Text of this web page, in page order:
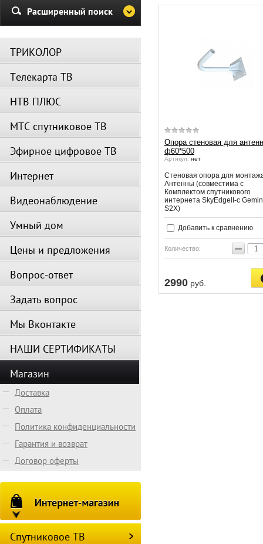
Убедительная просьба в
Вещание телеканалов и
сервисов возобновится
автоматически по завершении
Опора стеновая для
ф60*500
Артикул: нет
Стеновая опора для
Антенны (совместима с
Комплектом спутникового
интернета SkyEdgeII-c
S2X)
Добавить к сравнению
Количество: −
2990 руб.
Расширенный поиск
ТРИКОЛОР
Телекарта ТВ
НТВ ПЛЮС
МТС спутниковое ТВ
Эфирное цифровое ТВ
Интернет
Видеонаблюдение
Умный дом
Цены и предложения
Вопрос-ответ
Задать вопрос
Мы Вконтакте
НАШИ СЕРТИФИКАТЫ
Магазин
Доставка
Оплата
Политика конфиденциальности
Гарантия и возврат
Договор оферты
Спутниковое ТВ